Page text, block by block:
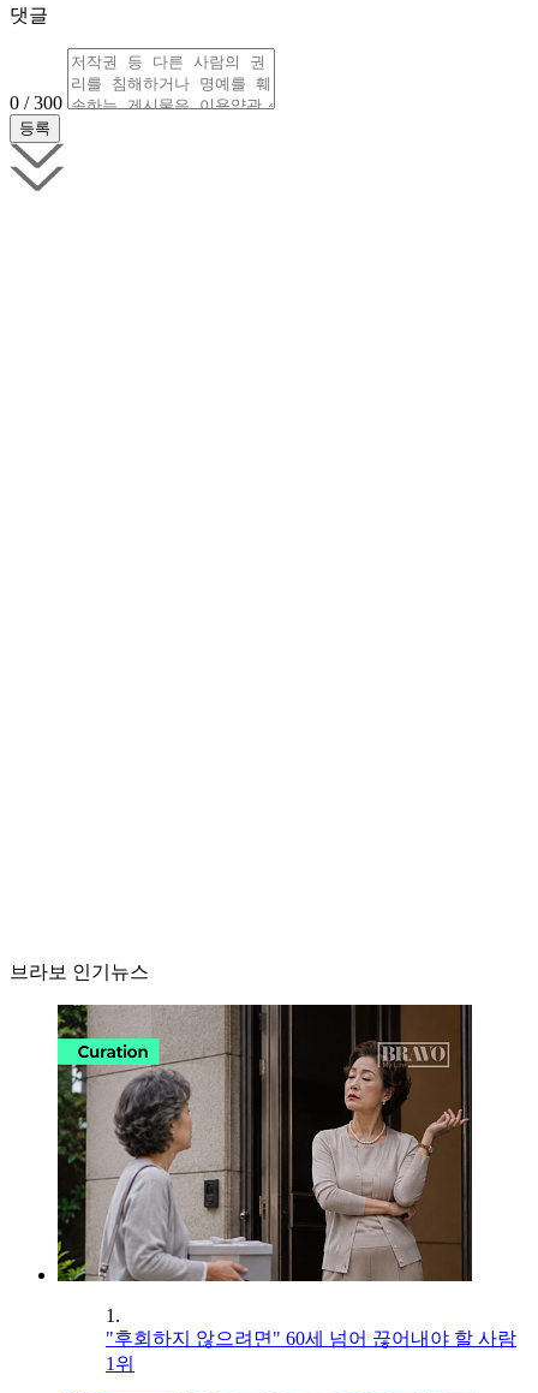
댓글
0 / 300
브라보 인기뉴스
1.
"후회하지 않으려면" 60세 넘어 끊어내야 할 사람
1위